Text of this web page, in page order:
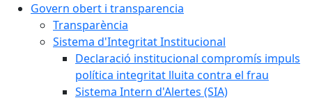
Govern obert i transparencia
Transparència
Sistema d'Integritat Institucional
Declaració institucional compromís impuls
política integritat lluita contra el frau
Sistema Intern d'Alertes (SIA)